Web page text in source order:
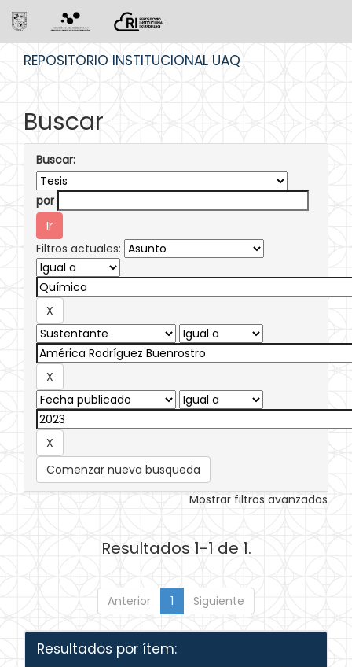
REPOSITORIO INSTITUCIONAL UAQ
Buscar
Buscar:
por
Filtros actuales:
Comenzar nueva busqueda
Mostrar filtros avanzados
Resultados 1-1 de 1.
Anterior 1 Siguiente
Resultados por ítem: